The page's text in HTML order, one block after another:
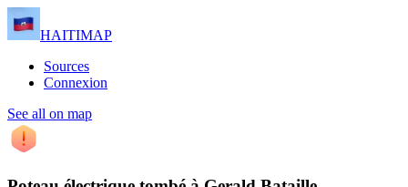
HAITIMAP
Sources
Connexion
See all on map